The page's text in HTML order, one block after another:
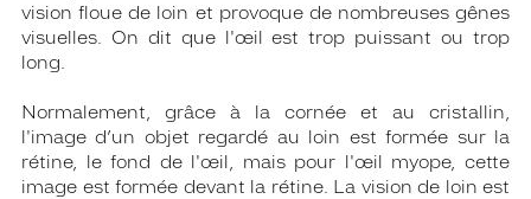
vision floue de loin et provoque de nombreuses gênes
visuelles. On dit que l'œil est trop puissant ou trop
long.
Normalement, grâce à la cornée et au cristallin,
l'image d’un objet regardé au loin est formée sur la
rétine, le fond de l'œil, mais pour l'œil myope, cette
image est formée devant la rétine. La vision de loin est